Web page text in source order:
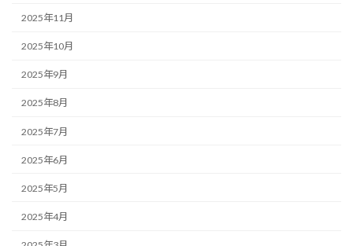
2025年11月
2025年10月
2025年9月
2025年8月
2025年7月
2025年6月
2025年5月
2025年4月